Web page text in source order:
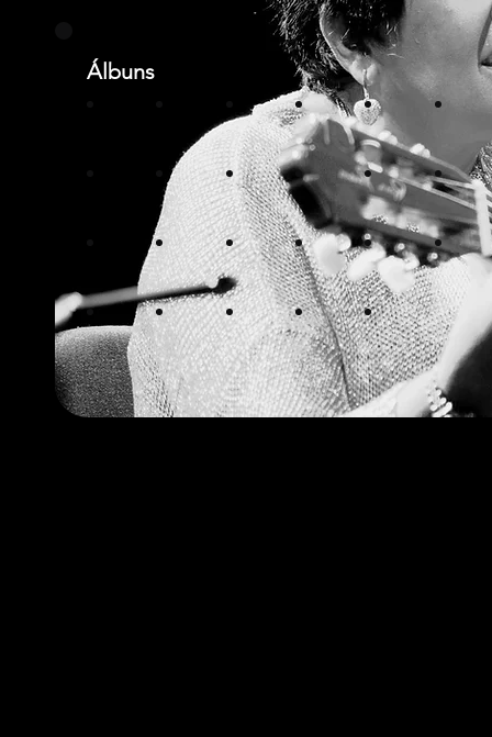
Álbuns